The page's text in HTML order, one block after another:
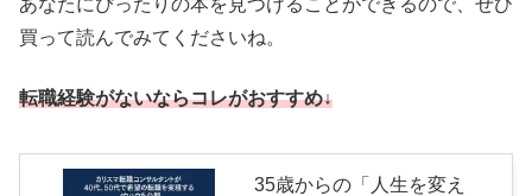
あなたにぴったりの本を見つけることができるので、ぜひ
買って読んでみてくださいね。
転職経験がないならコレがおすすめ↓
35歳からの「人生を変え